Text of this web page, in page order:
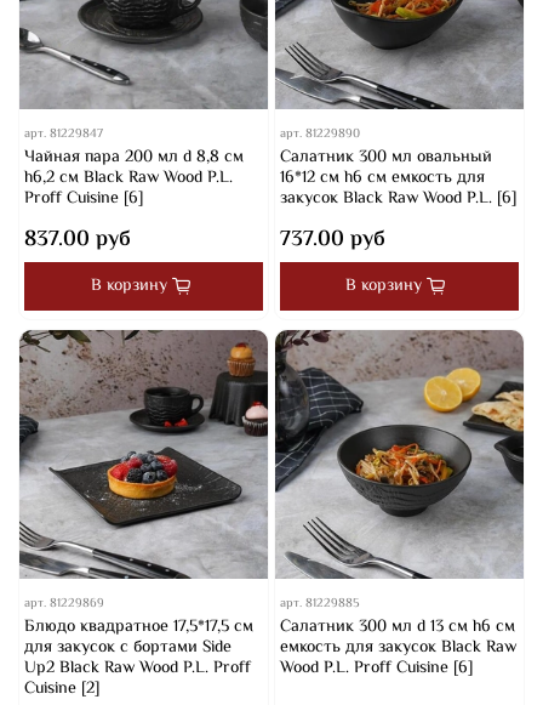
арт.81229847
Чайная пара 200 мл d 8,8 см
h6,2 см Black Raw Wood P.L.
Proff Cuisine [6]
837.00 руб
В корзину
арт.81229890
Салатник 300 мл овальный
16*12 см h6 см емкость для
закусок Black Raw Wood P.L. [6]
737.00 руб
В корзину
арт.81229869
Блюдо квадратное 17,5*17,5 см
для закусок с бортами Side
Up2 Black Raw Wood P.L. Proff
Cuisine [2]
арт.81229885
Салатник 300 мл d 13 см h6 см
емкость для закусок Black Raw
Wood P.L. Proff Cuisine [6]